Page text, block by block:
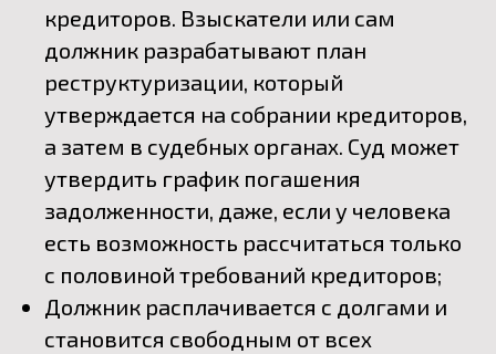
кредиторов. Взыскатели или сам
должник разрабатывают план
реструктуризации, который
утверждается на собрании кредиторов,
а затем в судебных органах. Суд может
утвердить график погашения
задолженности, даже, если у человека
есть возможность рассчитаться только
с половиной требований кредиторов;
Должник расплачивается с долгами и
становится свободным от всех